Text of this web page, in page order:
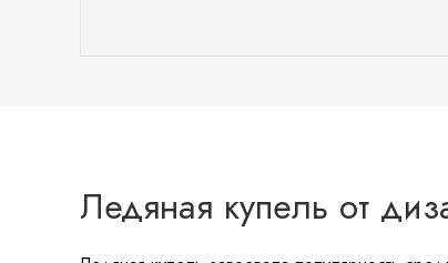
Ледяная купель от